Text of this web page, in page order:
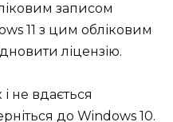
записом
11 з цим обліковим
ліцензію.
не вдається
до Windows 10.